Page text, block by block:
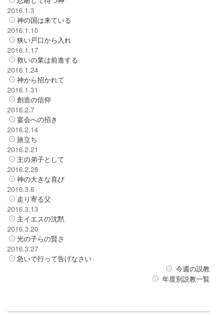
2016.1.3
神の国は来ている
2016.1.10
狭い戸口から入れ
2016.1.17
救いの業は前進する
2016.1.24
神から招かれて
2016.1.31
創造の信仰
2016.2.7
宴会への招き
2016.2.14
旅立ち
2016.2.21
主の弟子として
2016.2.28
神の大きな喜び
2016.3.6
走り寄る父
2016.3.13
主イエスの沈黙
2016.3.20
光の子らの賢さ
2016.3.27
急いで行って告げなさい
今週の説教
年度別説教一覧